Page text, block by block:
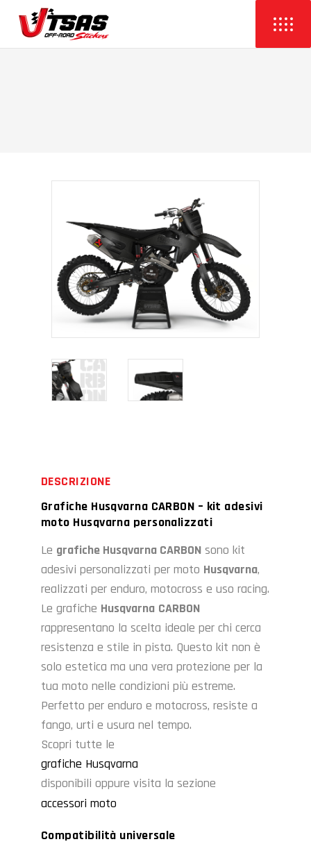
DESCRIZIONE
Grafiche Husqvarna CARBON – kit adesivi
moto Husqvarna personalizzati
Le grafiche Husqvarna CARBON sono kit
adesivi personalizzati per moto Husqvarna,
realizzati per enduro, motocross e uso racing.
Le grafiche Husqvarna CARBON
rappresentano la scelta ideale per chi cerca
resistenza e stile in pista. Questo kit non è
solo estetica ma una vera protezione per la
tua moto nelle condizioni più estreme.
Perfetto per enduro e motocross, resiste a
fango, urti e usura nel tempo.
Scopri tutte le
grafiche Husqvarna
disponibili oppure visita la sezione
accessori moto
Compatibilità universale